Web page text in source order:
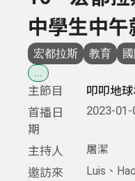
中學生中午
宏都拉斯 教育
主節目
叩叩地
首播日
期
2023-01-
主持人 屠潔
邀訪來
Luis、Hao